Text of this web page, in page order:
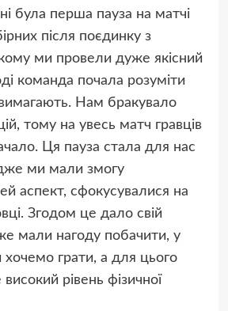
була перша пауза на матчі
після поєдинку з
ми провели дуже якісний
команда почала розуміти
вимагають. Нам бракувало
тому на увесь матч гравців
Ця пауза стала для нас
ми мали змогу
аспект, сфокусувалися на
Згодом це дало свій
мали нагоду побачити, у
грати, а для цього
рівень фізичної